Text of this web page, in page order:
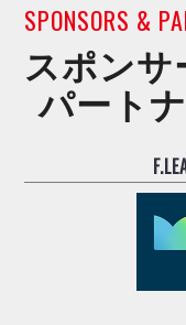
SPONSORS &
スポンサ
パート